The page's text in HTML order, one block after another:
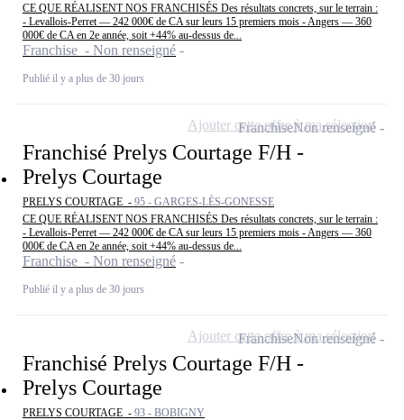
CE QUE RÉALISENT NOS FRANCHISÉS Des résultats concrets, sur le terrain :
- Levallois-Perret — 242 000€ de CA sur leurs 15 premiers mois - Angers — 360
000€ de CA en 2e année, soit +44% au-dessus de...
Franchise - Non renseigné
Publié il y a plus de 30 jours
Franchisé Prelys Courtage F/H -
Prelys Courtage
PRELYS COURTAGE - 95 - GARGES-LÈS-GONESSE
CE QUE RÉALISENT NOS FRANCHISÉS Des résultats concrets, sur le terrain :
- Levallois-Perret — 242 000€ de CA sur leurs 15 premiers mois - Angers — 360
000€ de CA en 2e année, soit +44% au-dessus de...
Franchise - Non renseigné
Publié il y a plus de 30 jours
FranchiseNon renseigné
Ajouter cette offre à ma sélection
Franchisé Prelys Courtage F/H -
Prelys Courtage
PRELYS COURTAGE - 93 - BOBIGNY
FranchiseNon renseigné
Ajouter cette offre à ma sélection